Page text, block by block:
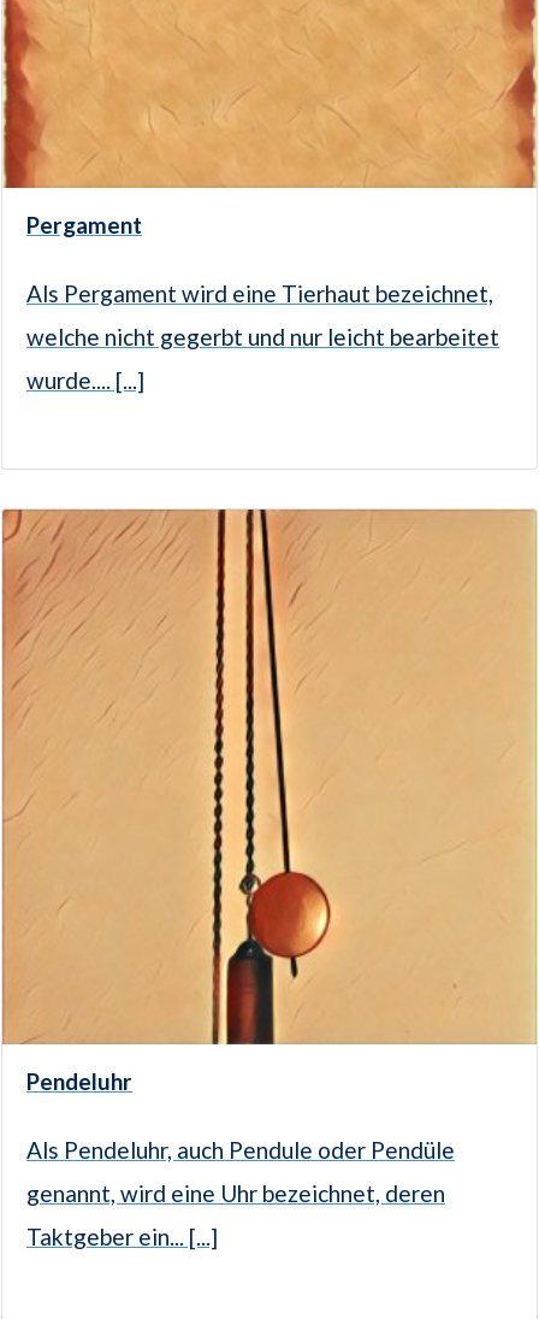
Pergament
Als Pergament wird eine Tierhaut bezeichnet,
welche nicht gegerbt und nur leicht bearbeitet
wurde.... [...]
Pendeluhr
Als Pendeluhr, auch Pendule oder Pendüle
genannt, wird eine Uhr bezeichnet, deren
Taktgeber ein... [...]